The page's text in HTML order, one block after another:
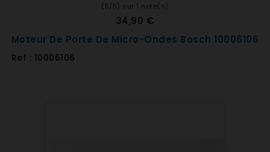
(5/5) sur 1 note(s)
34,90 €
Moteur De Porte De Micro-Ondes Bosch 10006106
Ref : 10006106